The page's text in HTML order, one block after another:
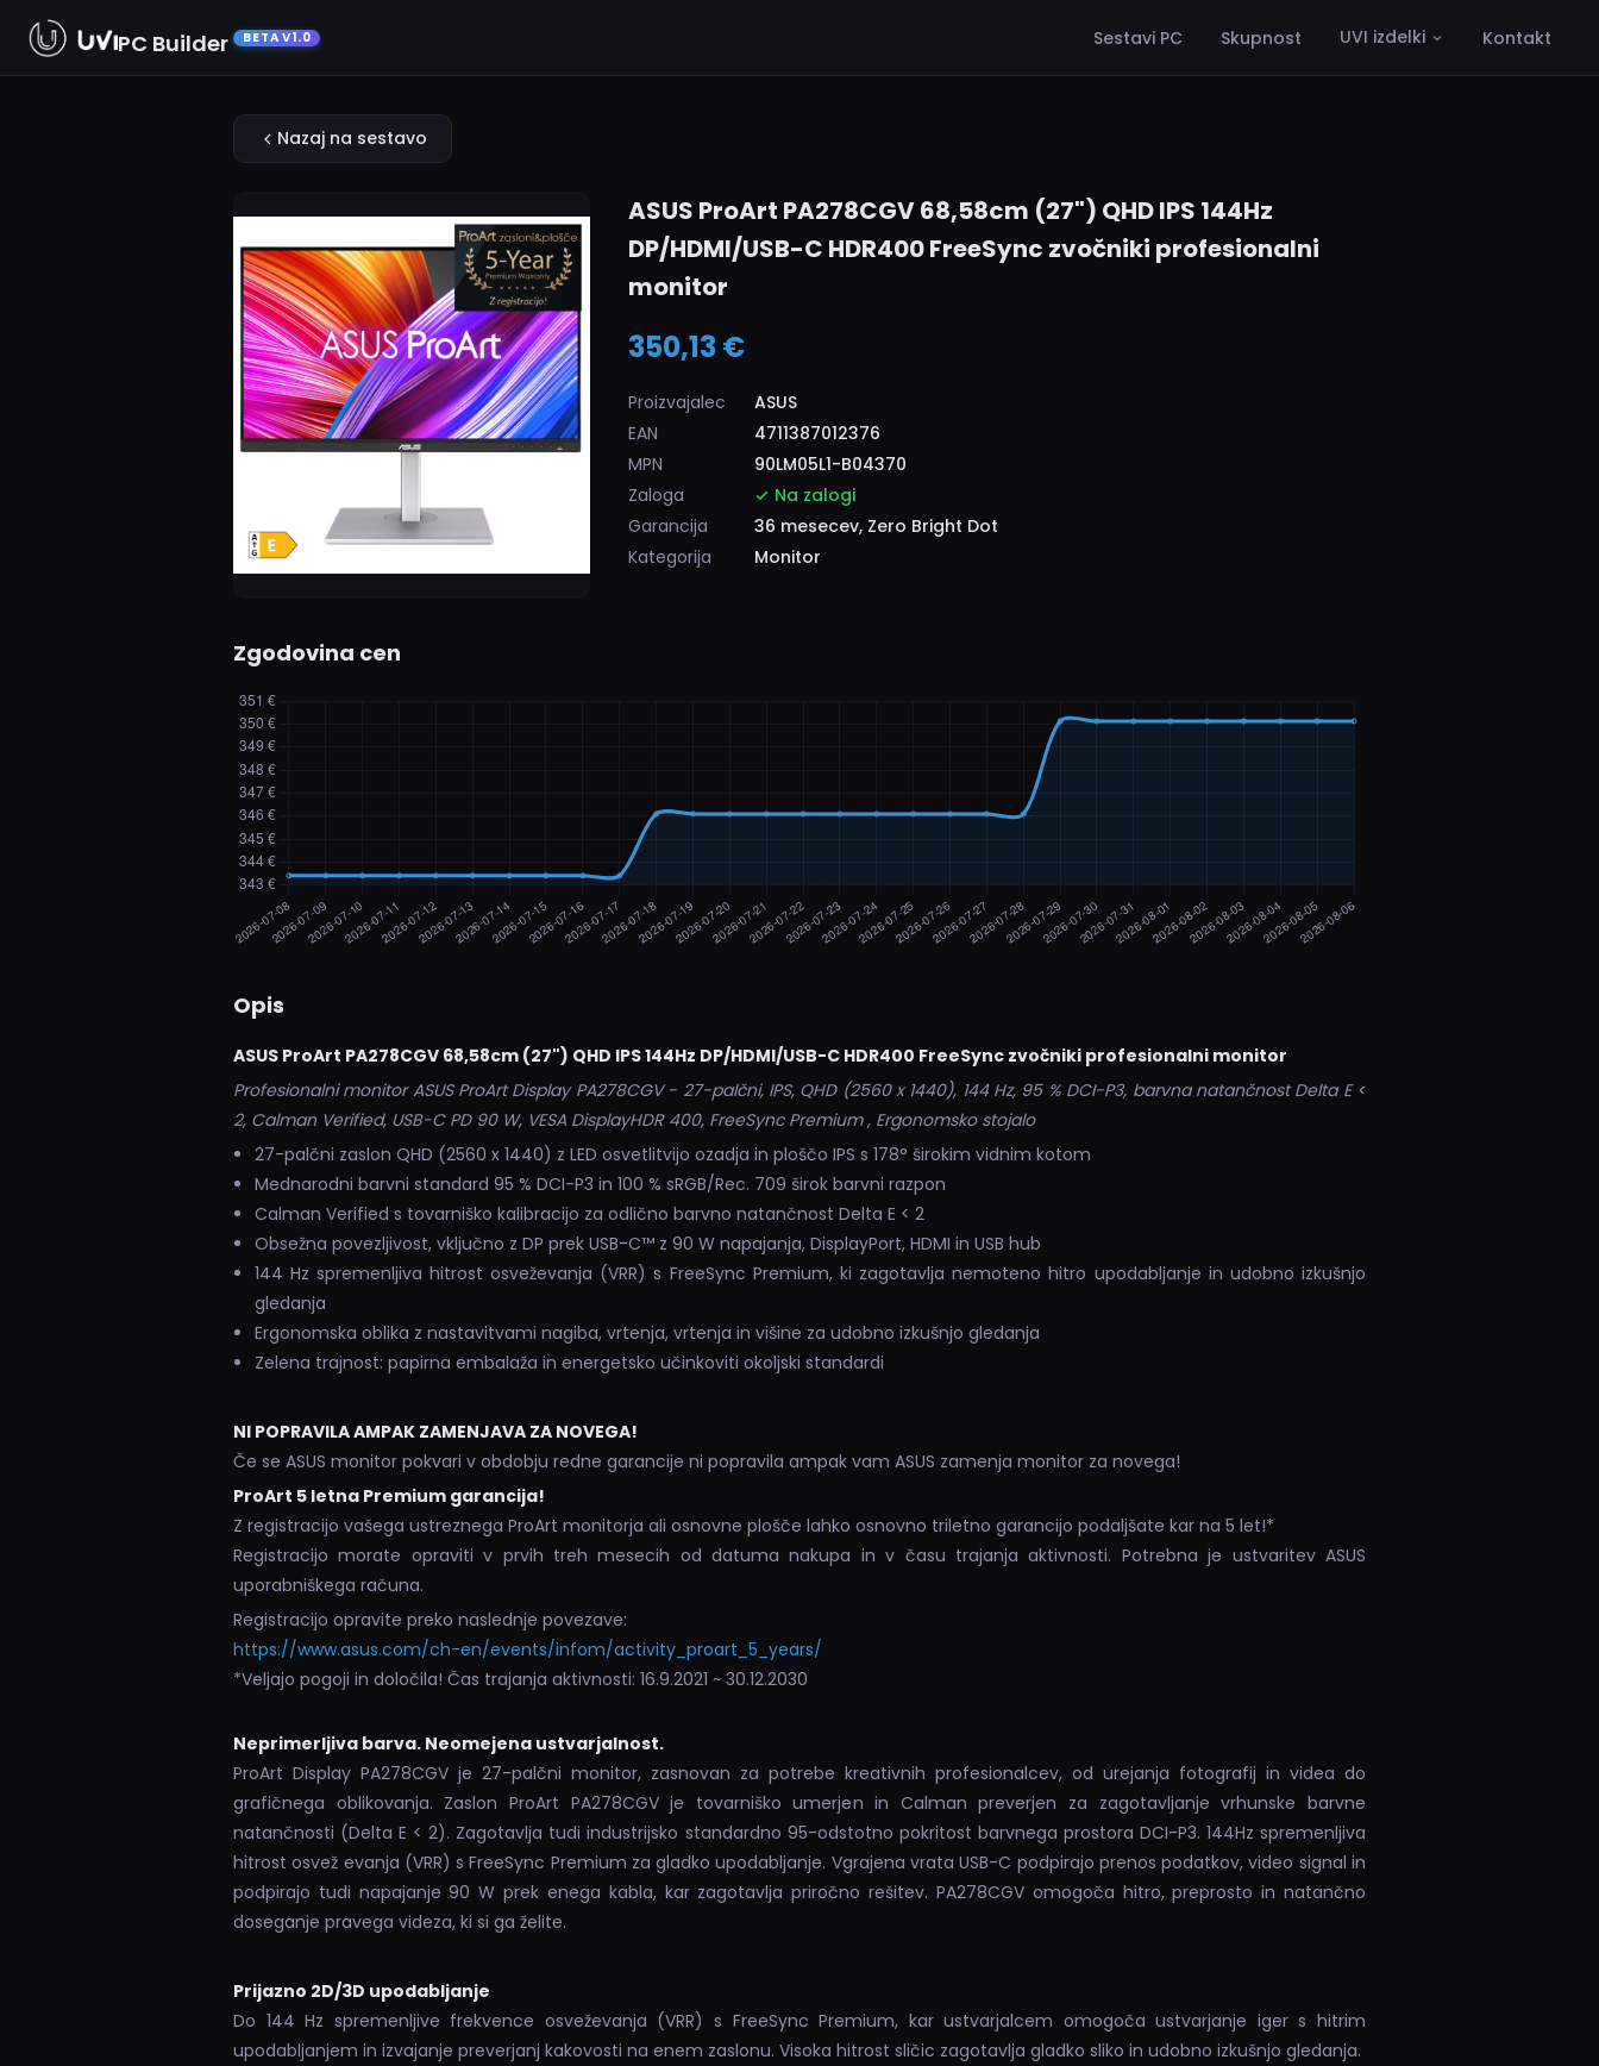
PC Builder BETA V1.0 Sestavi PC Skupnost UVI izdelki Kontakt
Nazaj na sestavo
ASUS ProArt PA278CGV 68,58cm (27") QHD IPS 144Hz
DP/HDMI/USB-C HDR400 FreeSync zvočniki profesionalni
monitor
350,13 €
Proizvajalec
ASUS
EAN
4711387012376
MPN
90LM05L1-B04370
Zaloga
Na zalogi
Garancija
36 mesecev, Zero Bright Dot
Kategorija
Monitor
Zgodovina cen
Opis
ASUS ProArt PA278CGV 68,58cm (27") QHD IPS 144Hz DP/HDMI/USB-C HDR400 FreeSync zvočniki profesionalni monitor
Profesionalni monitor ASUS ProArt Display PA278CGV - 27-palčni, IPS, QHD (2560 x 1440), 144 Hz, 95 % DCI-P3, barvna natančnost Delta E <
2, Calman Verified, USB-C PD 90 W, VESA DisplayHDR 400, FreeSync Premium , Ergonomsko stojalo
27-palčni zaslon QHD (2560 x 1440) z LED osvetlitvijo ozadja in ploščo IPS s 178° širokim vidnim kotom
Mednarodni barvni standard 95 % DCI-P3 in 100 % sRGB/Rec. 709 širok barvni razpon
Calman Verified s tovarniško kalibracijo za odlično barvno natančnost Delta E < 2
Obsežna povezljivost, vključno z DP prek USB-C™ z 90 W napajanja, DisplayPort, HDMI in USB hub
144 Hz spremenljiva hitrost osveževanja (VRR) s FreeSync Premium, ki zagotavlja nemoteno hitro upodabljanje in udobno izkušnjo
gledanja
Ergonomska oblika z nastavitvami nagiba, vrtenja, vrtenja in višine za udobno izkušnjo gledanja
Zelena trajnost: papirna embalaža in energetsko učinkoviti okoljski standardi
NI POPRAVILA AMPAK ZAMENJAVA ZA NOVEGA!
Če se ASUS monitor pokvari v obdobju redne garancije ni popravila ampak vam ASUS zamenja monitor za novega!
ProArt 5 letna Premium garancija!
Z registracijo vašega ustreznega ProArt monitorja ali osnovne plošče lahko osnovno triletno garancijo podaljšate kar na 5 let!*
Registracijo morate opraviti v prvih treh mesecih od datuma nakupa in v času trajanja aktivnosti. Potrebna je ustvaritev ASUS
uporabniškega računa.
Registracijo opravite preko naslednje povezave:
https://www.asus.com/ch-en/events/infom/activity_proart_5_years/
*Veljajo pogoji in določila! Čas trajanja aktivnosti: 16.9.2021 ~ 30.12.2030
Neprimerljiva barva. Neomejena ustvarjalnost.
ProArt Display PA278CGV je 27-palčni monitor, zasnovan za potrebe kreativnih profesionalcev, od urejanja fotografij in videa do
grafičnega oblikovanja. Zaslon ProArt PA278CGV je tovarniško umerjen in Calman preverjen za zagotavljanje vrhunske barvne
natančnosti (Delta E < 2). Zagotavlja tudi industrijsko standardno 95-odstotno pokritost barvnega prostora DCI-P3. 144Hz spremenljiva
hitrost osvež evanja (VRR) s FreeSync Premium za gladko upodabljanje. Vgrajena vrata USB-C podpirajo prenos podatkov, video signal in
podpirajo tudi napajanje 90 W prek enega kabla, kar zagotavlja priročno rešitev. PA278CGV omogoča hitro, preprosto in natančno
doseganje pravega videza, ki si ga želite.
Prijazno 2D/3D upodabljanje
Do 144 Hz spremenljive frekvence osveževanja (VRR) s FreeSync Premium, kar ustvarjalcem omogoča ustvarjanje iger s hitrim
upodabljanjem in izvajanje preverjanj kakovosti na enem zaslonu. Visoka hitrost sličic zagotavlja gladko sliko in udobno izkušnjo gledanja.